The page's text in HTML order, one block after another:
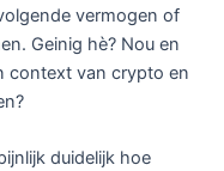
vermogen of
Geinig hè? Nou en
context van crypto en
duidelijk hoe